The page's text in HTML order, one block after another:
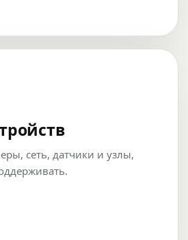
сеть, датчики и узлы,